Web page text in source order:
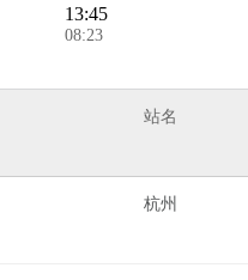
13:45
08:23
站名
杭州